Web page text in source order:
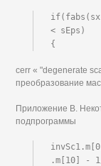
< sEps)
{
cerr « "degenerate
преобразование
Приложение В.
подпрограммы
.m[10] -